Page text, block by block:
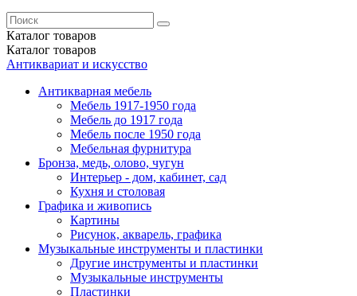
Каталог товаров
Каталог товаров
Антиквариат и искусство
Антикварная мебель
Мебель 1917-1950 года
Мебель до 1917 года
Мебель после 1950 года
Мебельная фурнитура
Бронза, медь, олово, чугун
Интерьер - дом, кабинет, сад
Кухня и столовая
Графика и живопись
Картины
Рисунок, акварель, графика
Музыкальные инструменты и пластинки
Другие инструменты и пластинки
Музыкальные инструменты
Пластинки